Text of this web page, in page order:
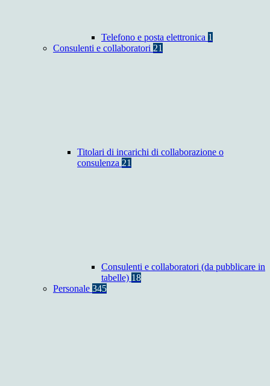
Telefono e posta elettronica 1
Consulenti e collaboratori 21
Titolari di incarichi di collaborazione o
consulenza 21
Consulenti e collaboratori (da pubblicare in
tabelle) 18
Personale 345